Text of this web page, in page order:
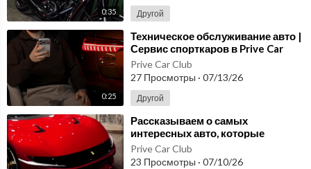
0:35 Другой
0:25
⁣Техническое обслуживание авто |
Сервис спорткаров в Prive Car
Club
Prive Car Club
27 Просмотры · 07/13/26
Другой
⁣Рассказываем о самых
интересных авто, которые
заезжали в Prive Car Club
Prive Car Club
23 Просмотры · 07/10/26